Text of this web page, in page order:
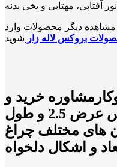
دیگر محصولات وارد
بروکس لاله زار
خرید و
سفارش لاین نوری بروکس عرض 2.5 و طول
های مختلف چراغ
و اشکال دلخواه